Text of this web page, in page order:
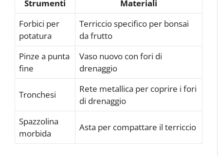
Strumenti
Materiali
Forbici per
potatura
Terriccio specifico per bonsai
da frutto
Pinze a punta
fine
Vaso nuovo con fori di
drenaggio
Tronchesi
Rete metallica per coprire i fori
di drenaggio
Spazzolina
morbida
Asta per compattare il terriccio